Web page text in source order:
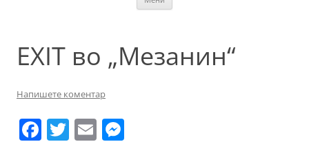
EXIT во „Мезанин“
Напишете коментар
F T E